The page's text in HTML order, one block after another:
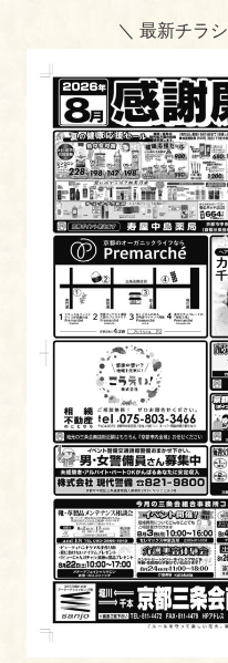
＼ 最新チラシ